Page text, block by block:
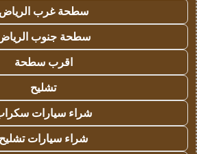
سطحة غرب الرياض
سطحة جنوب
اقرب سطحة
تشليح
شراء سيارات
شراء سيارات تشليح